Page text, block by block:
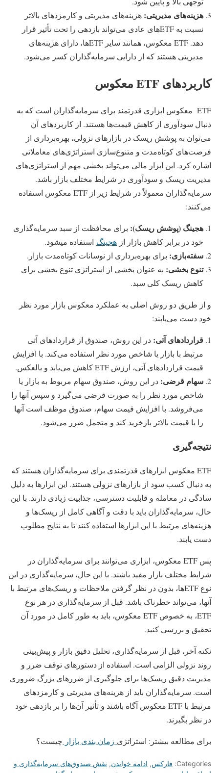
هزینه‌های مدیریتی: هزینه‌های مدیریتی و کارمزدهای بالاتر
نسبت به ETF‌های عادی می‌تواند بازدهی را تحت تأثیر قرار
دهد. ETF معکوس، همانند سایر ETFها، دارای هزینه‌های
مدیریتی هستند که از دارایی سرمایه‌گذاران کسر می‌شود.
کاربردهای ETF معکوس
ETF معکوس ابزاری قدرتمند برای سرمایه‌گذاران است که به
دنبال سودآوری از کاهش قیمت‌ها هستند. از کاربردهای آن
می‌توان به پوشش ریسک در بازارهای نزولی، بهره‌برداری از
فرصت‌های کوتاه‌مدت و متنوع‌سازی استراتژی‌های معاملاتی
اشاره کرد. این ابزار مالی می‌تواند بخشی مهم از استراتژی‌های
مدیریت ریسک و سودآوری در شرایط مختلف بازار باشد.
سرمایه‌گذاران معمولاً در شرایط زیر از ETF معکوس استفاده
می‌کنند:
هجینگ (پوشش ریسک): برای محافظت از سبد سرمایه‌گذاری
خود در برابر کاهش بازار از هجینگ استفاده میشود.
سفته‌بازی: برای بهره‌برداری از نوسانات کوتاه‌مدت بازار.
تنوع بخشی: به عنوان بخشی از استراتژی تنوع بخشی برای
کاهش ریسک کلی سبد.
و از طریق دو روش اصلی به عملکرد معکوس بازار مورد نظر
خود دست می‌یابند:
قراردادهای آتی: در این روش، صندوق از قراردادهای آتی
مرتبط با بازار یا شاخص مورد نظر استفاده می‌کند. با افزایش
قیمت قراردادهای آتی، ارزش ETF کاهش می‌یابد و بالعکس.
سهام قرضی: در این روش، صندوق سهام مربوط به بازار یا
شاخص مورد نظر را به صورت قرضی می‌گیرد و سپس آنها را
می‌فروشد. با افزایش قیمت سهام، صندوق موظف است آنها
را با قیمت بالاتر بازخرید کند و متحمل ضرر می‌شود.
نتیجه‌گیری
ETF‌ معکوس ابزارهای قدرتمندی برای سرمایه‌گذاران هستند که
به دنبال کسب سود از بازارهای نزولی هستند. این ابزارها به دلیل
سادگی در معامله و قابلیت دسترسی، جذابیت زیادی دارند. با این
حال، سرمایه‌گذاران باید با دقت و آگاهی کامل از ریسک‌ها و
هزینه‌های مرتبط با این ابزارها استفاده کنند تا به نتایج مطلوب
دست یابند.
پس ETF معکوس، ابزاری می‌توانند برای سرمایه‌گذاران در
شرایط مختلف بازار مفید باشند. با این حال، سرمایه‌گذاری در این
نوع ETFها، بدون در نظر گرفتن ملاحظات و ریسک‌های مرتبط با
آنها، می‌تواند خطرناک باشد. قبل از سرمایه‌گذاری در هر نوع
ETF، به خصوص ETF معکوس، باید به طور کامل در مورد آن
تحقیق و بررسی کنید.
نکته آخر، قبل از سرمایه‌گذاری، تحلیل دقیق بازار و پیش‌بینی
روند نزولی الزامی است. استفاده از دستورهای توقف ضرر و
مدیریت دقیق ریسک‌ها برای جلوگیری از ضررهای بزرگ ضروری
است. سرمایه‌گذاران باید از هزینه‌های مدیریتی و کارمزدهای
مرتبط با ETF معکوس آگاه باشند و تأثیر آن‌ها را بر بازدهی خود
در نظر بگیرند.
برای مطالعه بیشتر: استراتژی زمان بندی بازار چیست؟
Categories: فارکس, ادامه خواندن, نقش صندوق‌های سرمایه‌گذاری و